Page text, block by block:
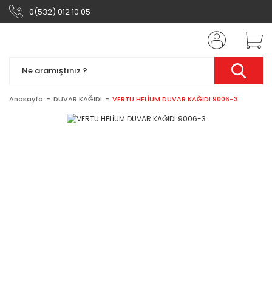
0(532) 012 10 05
Anasayfa DUVAR KAĞIDI VERTU HELİUM DUVAR KAĞIDI 9006-3